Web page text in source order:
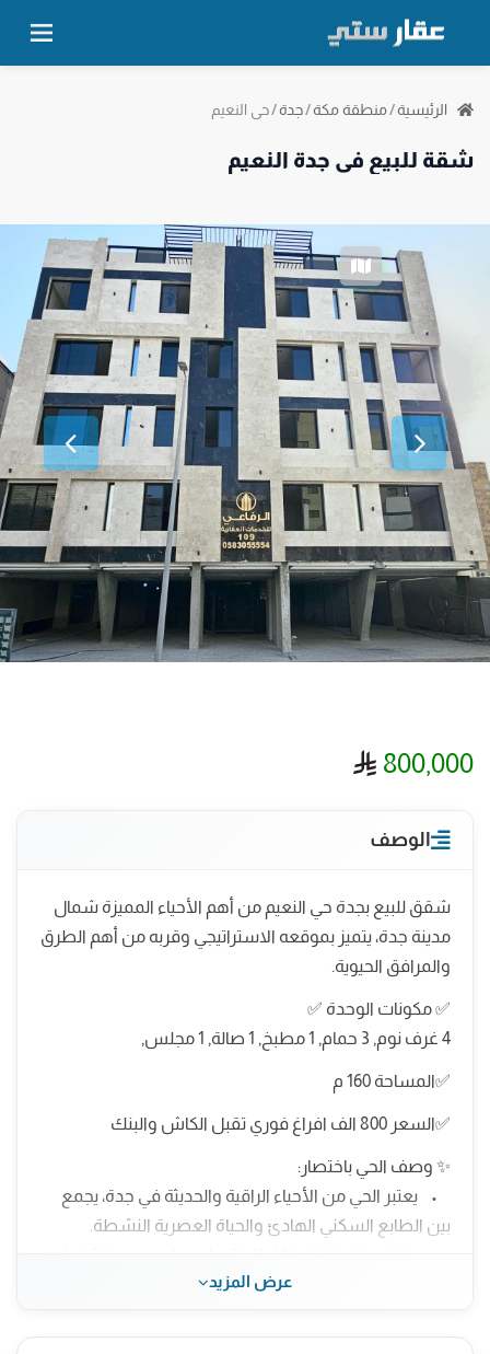
الرئيسية/منطقة مكة/جدة/حي النعيم
شقة للبيع في جدة النعيم
800,000
الوصف
شقق للبيع بجدة حي النعيم من أهم الأحياء المميزة شمال
مدينة جدة، يتميز بموقعه الاستراتيجي وقربه من أهم الطرق
والمرافق الحيوية.
✅ مكونات الوحدة ✅
4 غرف نوم, 3 حمام, 1 مطبخ, 1 صالة, 1 مجلس,
✅المساحة 160 م
✅السعر 800 الف افراغ فوري تقبل الكاش والبنك
✨ وصف الحي باختصار:
• يعتبر الحي من الأحياء الراقية والحديثة في جدة، يجمع
بين الطابع السكني الهادئ والحياة العصرية النشطة.
أسواق، ومرافق خدمية متنوعة.
النعيم، وهما من أكثر الشوارع الحيوية بالمنطقة.
عرض المزيد